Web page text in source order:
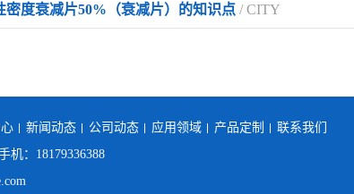
密度衰减片50%（衰减片）的知识点 / CITY
新闻动态 公司动态 应用领域 产品定制
联系我们
机：18179336388